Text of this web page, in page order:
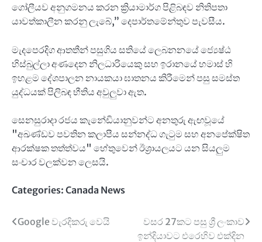
ගෝලීයව අනුගමනය කරන ක්‍රියාමාර්ග පිළිබඳව නිතිපතා
යාවත්කාලීන කරනු ලැබේ,” දෙපාර්තමේන්තුව පැවසීය.
මැදපෙරදිග ආතතීන් පසුගිය සතියේ ලෙබනනයේ ජ්‍යෙෂ්ඨ
හිස්බුල්ලා අණදෙන නිලධාරියෙකු සහ ඉරානයේ හමාස් හි
ඉහළම දේශපාලන නායකයා ඝාතනය කිරීමෙන් පසු සමස්ත
යුද්ධයක් පිලිබඳ භීතිය අවුලුවා ඇත.
සෙනසුරාදා රජය කැනේඩියානුවන්ට අනතුරු ඇඟවූයේ
"අඛණ්ඩව පවතින කලාපීය සන්නද්ධ ගැටුම සහ අනපේක්ෂිත
ආරක්ෂක තත්ත්වය" හේතුවෙන් ඊශ්‍රායලයට යන සියලුම
සංචාර වලක්වන ලෙසයි.
Categories: Canada News
Post
Google වැරදිකරු වෙයි
වසර 27කට පසු ශ්‍රී ලංකාව
ඉන්දියාවට එරෙහිව එක්දින